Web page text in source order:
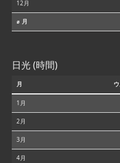
12月
⌀ 月
日光 (時間)
月
1月
2月
3月
4月